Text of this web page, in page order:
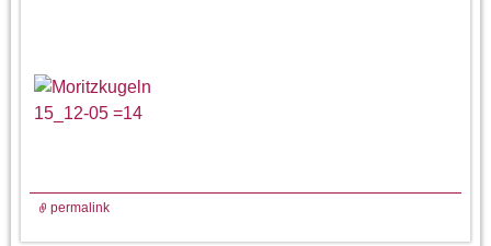
permalink